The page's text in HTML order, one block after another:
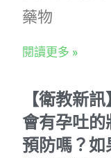
藥物
閱讀更多 »
【衛教新
會有孕吐的
預防嗎？